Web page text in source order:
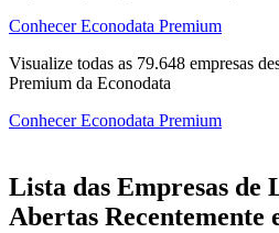
Conhecer Econodata Premium
Visualize todas as 79.648 empresas
Premium da Econodata
Conhecer Econodata Premium
Lista das Empresas de
Abertas Recentemente